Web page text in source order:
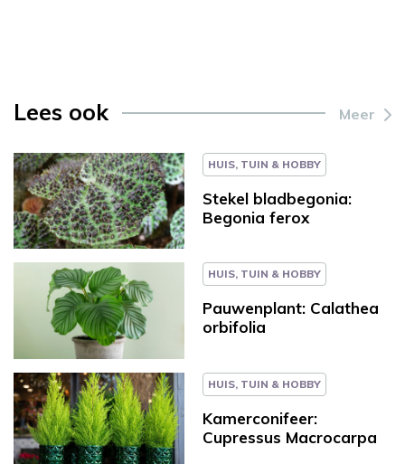
Lees ook Meer
HUIS, TUIN & HOBBY
Stekel bladbegonia:
Begonia ferox
HUIS, TUIN & HOBBY
Pauwenplant: Calathea
orbifolia
HUIS, TUIN & HOBBY
Kamerconifeer:
Cupressus Macrocarpa